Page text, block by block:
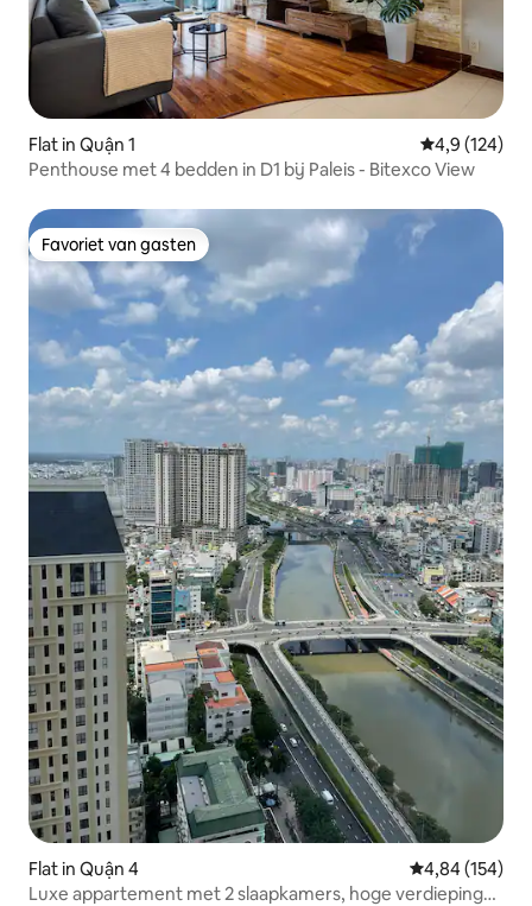
Flat in Quận 1 Gemiddelde
4,9 (124)
Penthouse met 4 bedden in D1 bij Paleis - Bitexco View
Favoriet van gasten
Favoriet van gasten
Flat in Quận 4 Gemiddelde
4,84 (154)
Luxe appartement met 2 slaapkamers, hoge verdieping